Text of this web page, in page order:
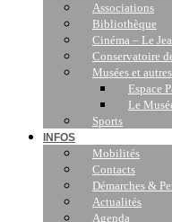
Associations
Bibliothèque
Cinéma – Le
Conservatoire
Musées et
Espace
Le
Sports
INFOS
Mobilités
Contacts
Démarches &
Actualités
Agenda